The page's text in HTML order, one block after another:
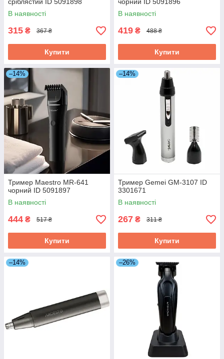
В наявності
315 ₴ 367 ₴
Купити
В наявності
419 ₴ 488 ₴
Купити
–14%
Тример Maestro MR-641
чорний ID 5091897
В наявності
444 ₴ 517 ₴
Купити
–14%
Тример Gemei GM-3107 ID
3301671
В наявності
267 ₴ 311 ₴
Купити
–14% –26%